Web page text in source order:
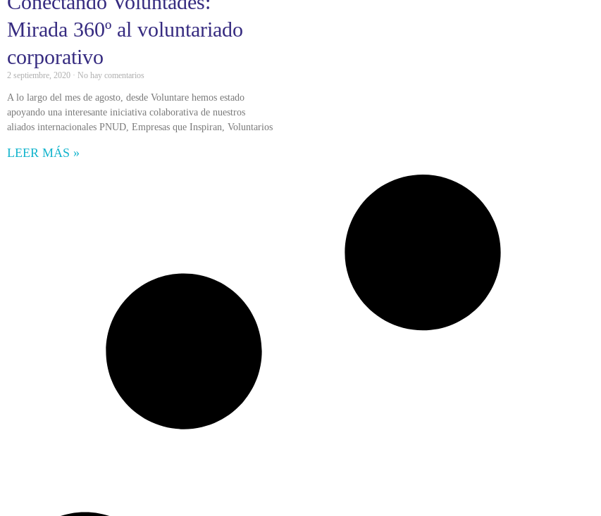
Mirada 360º al voluntariado
corporativo
2 septiembre, 2020 No hay comentarios
A lo largo del mes de agosto, desde Voluntare hemos estado
apoyando una interesante iniciativa colaborativa de nuestros
aliados internacionales PNUD, Empresas que Inspiran, Voluntarios
LEER MÁS »